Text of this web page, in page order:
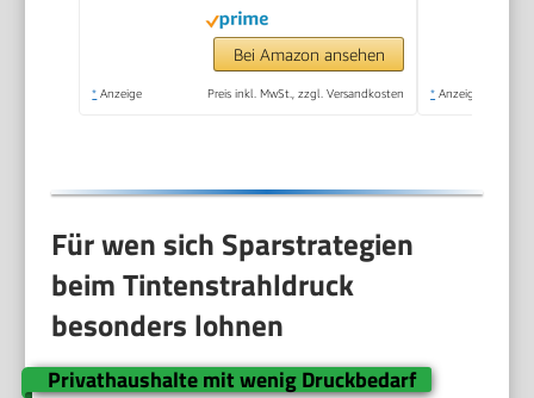
Bei Amazon ansehen
* Anzeige Preis inkl. MwSt., zzgl. Versandkosten * Anzeige
Für wen sich Sparstrategien
beim Tintenstrahldruck
besonders lohnen
Privathaushalte mit wenig Druckbedarf